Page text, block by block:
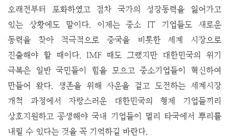
오래전부터 포화하였고 점차 국가의 성장동력을 잃어가고
있는 상황에도 말이다. 이제는 중소 IT 기업들도 새로운
동력을 찾아 적극적으로 중국을 비롯한 세계 시장으로
진출해야 할 때이다. IMF 때도 그랬지만 대한민국의 위기
극복은 일반 국민들이 힘을 모으고 중소기업들이 혁신하여
만들어 왔다. 생존을 위해 사운을 걸고 도전하는 세계시장
개척 과정에서 자랑스러운 대한민국의 형제 기업들끼리
상호지원하고 공생해야 국내 기업들이 멀리 타국에서 뿌리를
내릴 수 있다는 것을 꼭 기억하길 바란다.